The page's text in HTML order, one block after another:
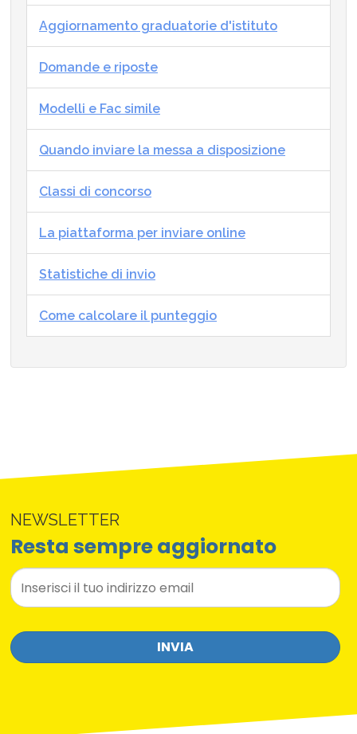
Aggiornamento graduatorie d'istituto
Domande e riposte
Modelli e Fac simile
Quando inviare la messa a disposizione
Classi di concorso
La piattaforma per inviare online
Statistiche di invio
Come calcolare il punteggio
NEWSLETTER
Resta sempre aggiornato